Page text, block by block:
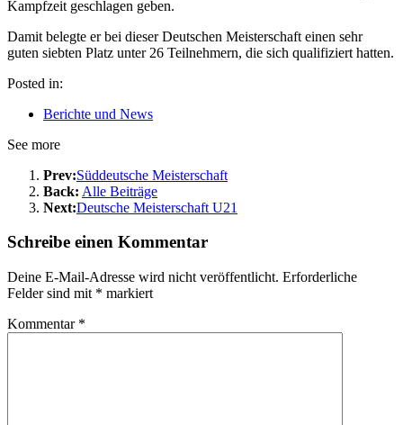
Kampfzeit geschlagen geben.
Damit belegte er bei dieser Deutschen Meisterschaft einen sehr
guten siebten Platz unter 26 Teilnehmern, die sich qualifiziert hatten.
Posted in:
Berichte und News
See more
Prev:Süddeutsche Meisterschaft
Back: Alle Beiträge
Next:Deutsche Meisterschaft U21
Schreibe einen Kommentar
Deine E-Mail-Adresse wird nicht veröffentlicht. Erforderliche
Felder sind mit * markiert
Kommentar *